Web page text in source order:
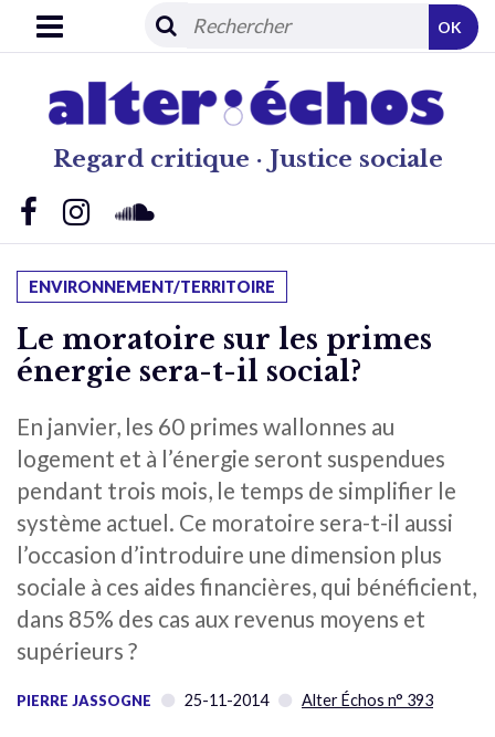
Regard critique · Justice sociale
OK
ENVIRONNEMENT/TERRITOIRE
Le moratoire sur les primes
énergie sera-t-il social?
En janvier, les 60 primes wallonnes au
logement et à l’énergie seront suspendues
pendant trois mois, le temps de simplifier le
système actuel. Ce moratoire sera-t-il aussi
l’occasion d’introduire une dimension plus
sociale à ces aides financières, qui bénéficient,
dans 85% des cas aux revenus moyens et
supérieurs ?
PIERRE JASSOGNE 25-11-2014 Alter Échos n° 393